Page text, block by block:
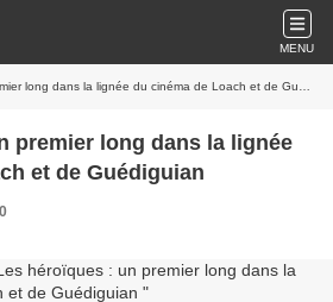
MENU
long dans la lignée du cinéma de Loach et de Guédiguian
premier long dans la lignée
et de Guédiguian